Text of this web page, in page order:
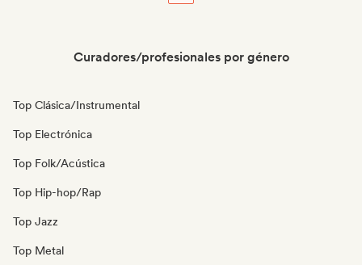
Curadores/profesionales por género
Top Clásica/Instrumental
Top Electrónica
Top Folk/Acústica
Top Hip-hop/Rap
Top Jazz
Top Metal